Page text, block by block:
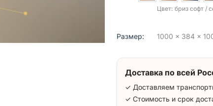
Цвет: бриз софт /
Размер: 1000 x 384 x
Доставка по всей
✓ Доставляем
✓ Стоимость и срок